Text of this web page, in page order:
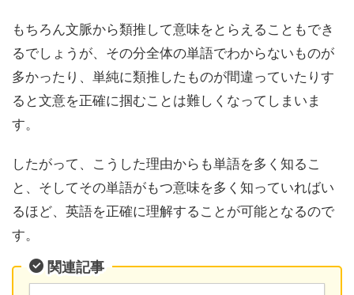
もちろん文脈から類推して意味をとらえることもでき
るでしょうが、その分全体の単語でわからないものが
多かったり、単純に類推したものが間違っていたりす
ると文意を正確に掴むことは難しくなってしまいま
す。
したがって、こうした理由からも単語を多く知るこ
と、そしてその単語がもつ意味を多く知っていればい
るほど、英語を正確に理解することが可能となるので
す。
関連記事